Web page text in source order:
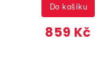
859 Kč
Do košíku